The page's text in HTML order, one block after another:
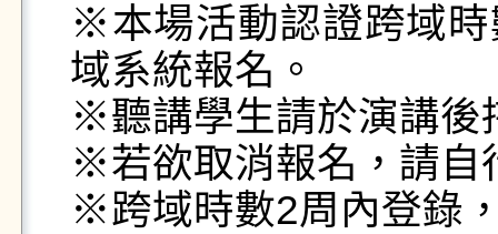
※本場活動認證跨域
域系統報名。
※聽講學生請於演講
※若欲取消報名，請自
※跨域時數2周內登錄